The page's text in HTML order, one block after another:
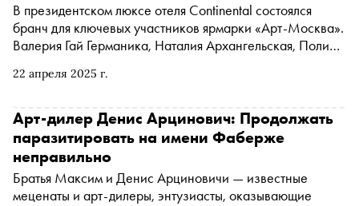
22 апреля 2025 г.
В президентском люксе отеля Continental состоялся
бранч для ключевых участников ярмарки «Арт-Москва».
Валерия Гай Германика, Наталия Архангельская, Полина
проектах
Арт-дилер Денис Арцинович: Продолжать
паразитировать на имени Фаберже
неправильно
Братья Максим и Денис Арциновичи — известные
меценаты и арт-дилеры, энтузиасты, оказывающие